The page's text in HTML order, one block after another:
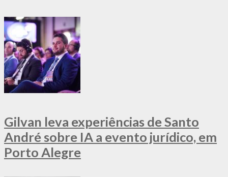
Gilvan leva experiências de Santo
André sobre IA a evento jurídico, em
Porto Alegre